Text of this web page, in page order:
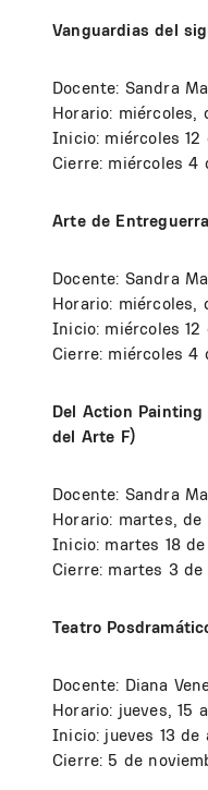
Vanguardias del
Docente: Sandra
Horario: miércoles,
Inicio: miércoles 12
Cierre: miércoles 4
Arte de
Docente: Sandra
Horario: miércoles,
Inicio: miércoles 12
Cierre: miércoles 4
Del Action
del Arte F)
Docente: Sandra
Horario: martes, de
Inicio: martes 18
Cierre: martes 3 de
Teatro
Docente: Diana
Horario: jueves, 15
Inicio: jueves 13 de
Cierre: 5 de